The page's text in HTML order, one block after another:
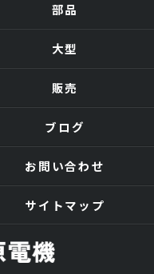
部品
大型
販売
ブログ
お問い合わせ
サイトマップ